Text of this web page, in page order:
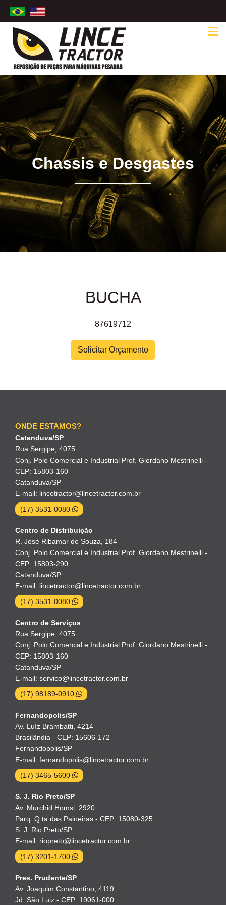
Chassis e Desgastes
BUCHA
87619712
Solicitar Orçamento
ONDE ESTAMOS?
Catanduva/SP
Rua Sergipe, 4075
Conj. Polo Comercial e Industrial Prof. Giordano Mestrinelli -
CEP: 15803-160
Catanduva/SP
E-mail: lincetractor@lincetractor.com.br
(17) 3531-0080
Centro de Distribuição
R. José Ribamar de Souza, 184
Conj. Polo Comercial e Industrial Prof. Giordano Mestrinelli -
CEP: 15803-290
Catanduva/SP
E-mail: lincetractor@lincetractor.com.br
(17) 3531-0080
Centro de Serviços
Rua Sergipe, 4075
Conj. Polo Comercial e Industrial Prof. Giordano Mestrinelli -
CEP: 15803-160
Catanduva/SP
E-mail: servico@lincetractor.com.br
(17) 98189-0910
Fernandopolis/SP
Av. Luíz Brambatti, 4214
Brasilândia - CEP: 15606-172
Fernandopolis/SP
E-mail: fernandopolis@lincetractor.com.br
(17) 3465-5600
S. J. Rio Preto/SP
Av. Murchid Homsi, 2920
Parq. Q.ta das Paineiras - CEP: 15080-325
S. J. Rio Preto/SP
E-mail: riopreto@lincetractor.com.br
(17) 3201-1700
Pres. Prudente/SP
Av. Joaquim Constantino, 4119
Jd. São Luiz - CEP: 19061-000